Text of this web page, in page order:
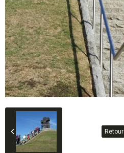
Retour